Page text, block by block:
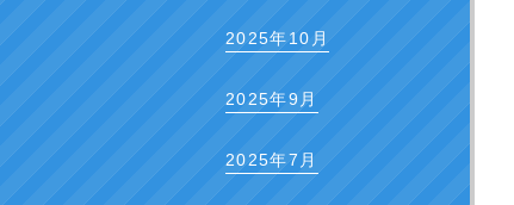
2025年10月
2025年9月
2025年7月